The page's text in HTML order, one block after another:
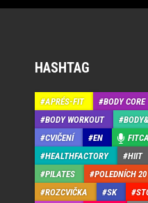
HASHTAG
APRÉS-FIT BODY CORE
BODY WORKOUT
CVIČENÍ
EN
HEALTHFACTORY
HIIT
PILATES
POLEDNÍCH 20
ROZCVIČKA
SK